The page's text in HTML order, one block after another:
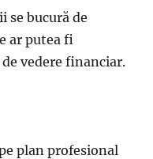
se bucură de
ar putea fi
vedere financiar.
plan profesional